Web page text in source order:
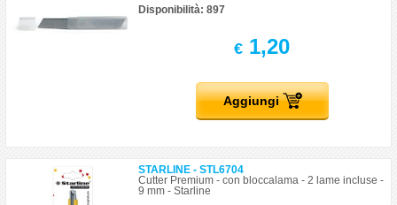
Disponibilità: 897
€ 1,20
Aggiungi
STARLINE - STL6704
Cutter Premium - con bloccalama - 2 lame incluse -
9 mm - Starline